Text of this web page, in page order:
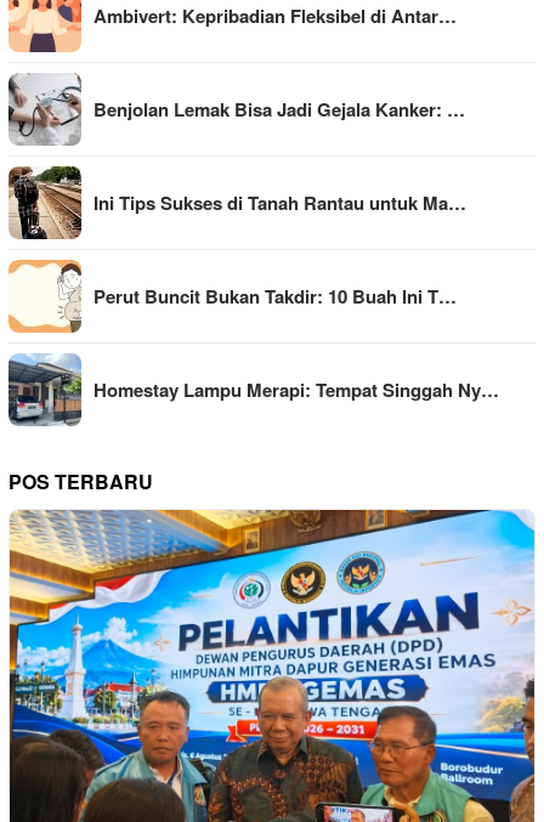
Ambivert: Kepribadian Fleksibel di Antar…
Benjolan Lemak Bisa Jadi Gejala Kanker: …
Ini Tips Sukses di Tanah Rantau untuk Ma…
Perut Buncit Bukan Takdir: 10 Buah Ini T…
Homestay Lampu Merapi: Tempat Singgah Ny…
POS TERBARU